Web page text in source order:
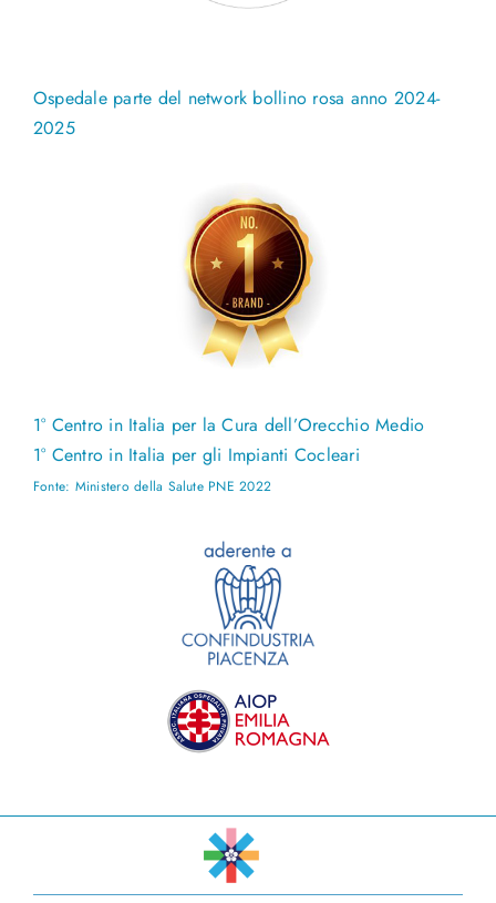
Ospedale parte del network bollino rosa anno 2024-
2025
1° Centro in Italia per la Cura dell’Orecchio Medio
1° Centro in Italia per gli Impianti Cocleari
Fonte: Ministero della Salute PNE 2022